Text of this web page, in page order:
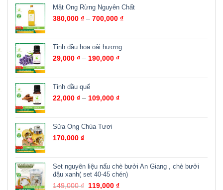
sao
Mật Ong Rừng Nguyên Chất
380,000 ₫ – 700,000 ₫
Tinh dầu hoa oải hương
29,000 ₫ – 190,000 ₫
Tinh dầu quế
22,000 ₫ – 109,000 ₫
Sữa Ong Chúa Tươi
170,000 ₫
Set nguyên liệu nấu chè bưởi An Giang , chè bưởi
đậu xanh( set 40-45 chén)
149,000₫ 119,000₫